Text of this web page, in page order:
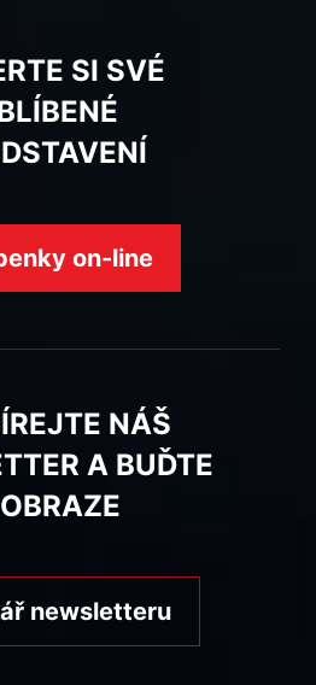
SI SVÉ
on-line
NÁŠ
A BUĎTE
newsletteru